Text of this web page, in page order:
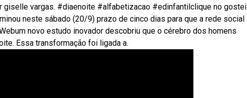
giselle vargas. #diaenoite #alfabetizacao #edinfantilclique no gostei
neste sábado (20/9) prazo de cinco dias para que a rede social
novo estudo inovador descobriu que o cérebro dos homens
Essa transformação foi ligada a.